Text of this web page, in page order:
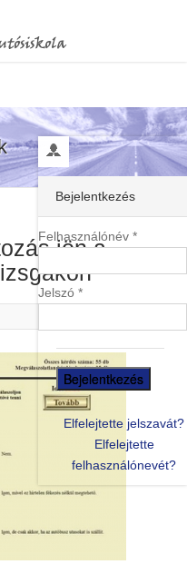
Bejelentkezés
Felhasználónév *
Jelszó *
Elfelejtette jelszavát?
Elfelejtette
felhasználónevét?
jön a